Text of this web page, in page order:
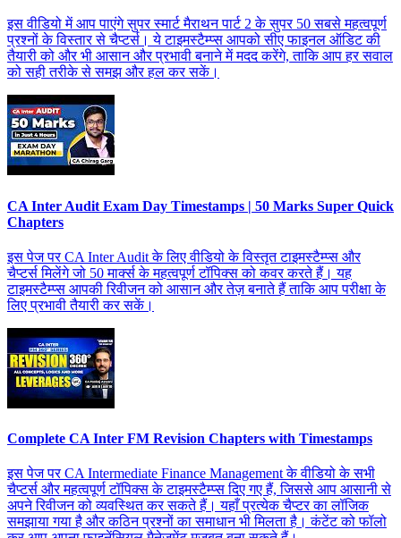
इस वीडियो में आप पाएंगे सुपर स्मार्ट मैराथन पार्ट 2 के सुपर 50 सबसे महत्वपूर्ण
प्रश्नों के विस्तार से चैप्टर्स। ये टाइमस्टैम्प्स आपको सीए फाइनल ऑडिट की
तैयारी को और भी आसान और प्रभावी बनाने में मदद करेंगे, ताकि आप हर सवाल
को सही तरीके से समझ और हल कर सकें।
CA Inter Audit Exam Day Timestamps | 50 Marks Super Quick
Chapters
इस पेज पर CA Inter Audit के लिए वीडियो के विस्तृत टाइमस्टैम्प्स और
चैप्टर्स मिलेंगे जो 50 मार्क्स के महत्वपूर्ण टॉपिक्स को कवर करते हैं। यह
टाइमस्टैम्प्स आपकी रिवीजन को आसान और तेज़ बनाते हैं ताकि आप परीक्षा के
लिए प्रभावी तैयारी कर सकें।
Complete CA Inter FM Revision Chapters with Timestamps
इस पेज पर CA Intermediate Finance Management के वीडियो के सभी
चैप्टर्स और महत्वपूर्ण टॉपिक्स के टाइमस्टैम्प्स दिए गए हैं, जिससे आप आसानी से
अपने रिवीजन को व्यवस्थित कर सकते हैं। यहाँ प्रत्येक चैप्टर का लॉजिक
समझाया गया है और कठिन प्रश्नों का समाधान भी मिलता है। कंटेंट को फॉलो